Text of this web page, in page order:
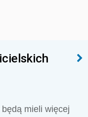
mieli więcej